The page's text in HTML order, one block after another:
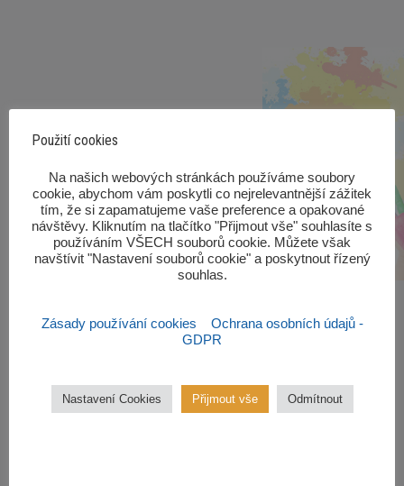
Kroužky začínají od října 2022.
Zájmové kroužky jsou
Použití cookies
‎Na našich webových stránkách používáme soubory
cookie, abychom vám poskytli co nejrelevantnější zážitek
tím, že si zapamatujeme vaše preference a opakované
návštěvy. Kliknutím na tlačítko "Přijmout vše" souhlasíte s
používáním VŠECH souborů cookie. Můžete však
navštívit "Nastavení souborů cookie" a poskytnout řízený
souhlas.‎
Zásady používání cookies
Ochrana osobních údajů -
GDPR
Nastavení Cookies Přijmout vše Odmítnout